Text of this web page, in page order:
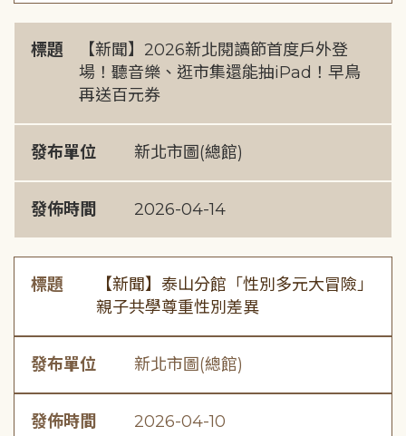
標題
【新聞】2026新北閱讀節首度戶外登
場！聽音樂、逛市集還能抽iPad！早鳥
再送百元券
發布單位 新北市圖(總館)
發佈時間 2026-04-14
標題
【新聞】泰山分館「性別多元大冒險」
親子共學尊重性別差異
發布單位 新北市圖(總館)
發佈時間 2026-04-10